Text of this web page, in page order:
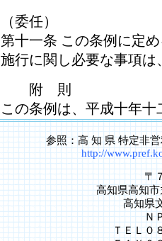
（委任）
第十一条 この条例に定
施行に関し必要な事項は
附 則
この条例は、平成十年
参照：高 知 県 特定非
http://
〒
高知県高知
高知県
Ｎ
ＴＥＬ０